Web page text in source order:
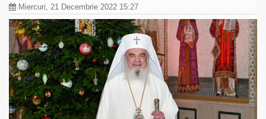
Miercuri, 21 Decembrie 2022 15:27